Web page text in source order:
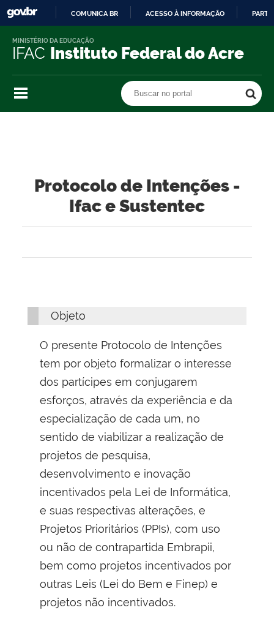
O
COMUNICA BR ACESSO À INFORMAÇÃO
IFAC Instituto Federal do Acre
MINISTÉRIO DA EDUCAÇÃO
Buscar no portal
Protocolo de Intenções -
Ifac e Sustentec
Objeto
O presente Protocolo de Intenções
tem por objeto formalizar o interesse
dos partícipes em conjugarem
esforços, através da experiência e da
especialização de cada um, no
sentido de viabilizar a realização de
projetos de pesquisa,
desenvolvimento e inovação
incentivados pela Lei de Informática,
e suas respectivas alterações, e
Projetos Prioritários (PPIs), com uso
ou não de contrapartida Embrapii,
bem como projetos incentivados por
outras Leis (Lei do Bem e Finep) e
projetos não incentivados.